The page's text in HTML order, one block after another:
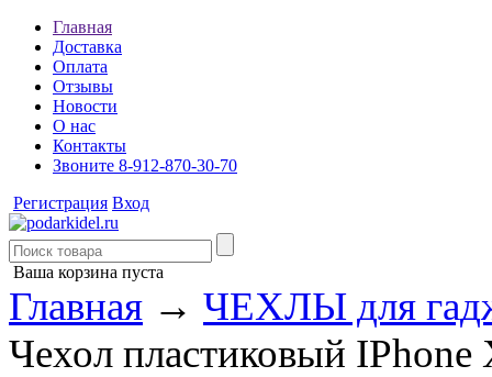
Главная
Доставка
Оплата
Отзывы
Новости
О нас
Контакты
Звоните 8-912-870-30-70
Регистрация Вход
Ваша корзина пуста
Главная → ЧЕХЛЫ для
Чехол пластиковый IPhone